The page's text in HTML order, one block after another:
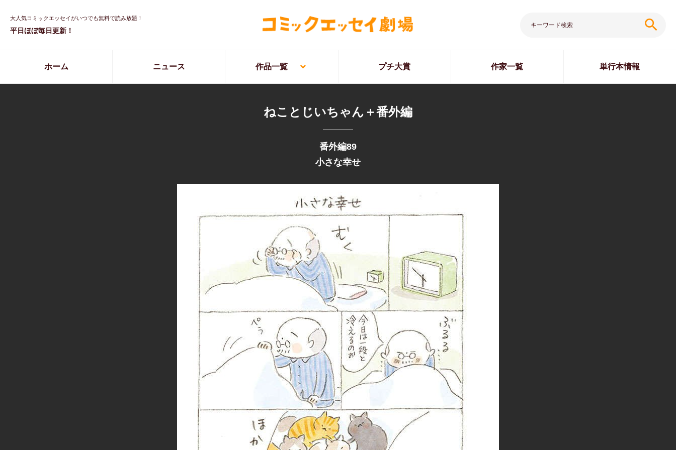
大人気コミックエッセイがいつでも無料で読み放題！
平日ほぼ毎日更新！ search
ホーム ニュース 作品一覧 プチ大賞 作家一覧 単行本情報
ねことじいちゃん＋番外編
番外編89
小さな幸せ